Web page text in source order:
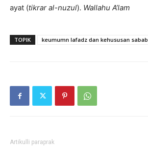
ayat (tikrar al-nuzul). Wallahu A’lam
TOPIK keumumn lafadz dan kehususan sabab
Artikulli paraprak